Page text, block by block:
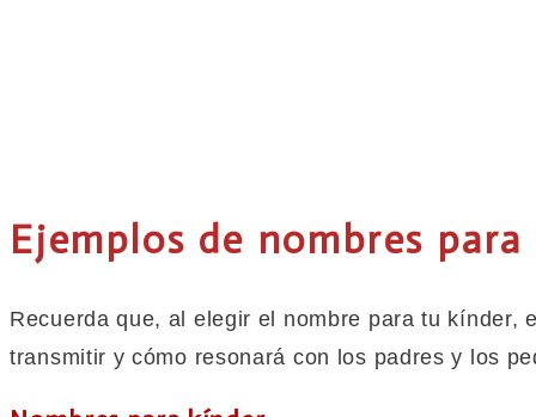
Ejemplos de nombres
Recuerda que, al elegir el nombre para tu kínder,
transmitir y cómo resonará con los padres y los